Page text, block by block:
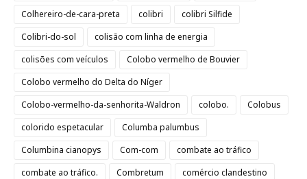
Colhereiro-de-cara-preta
colibri
colibri Silfide
Colibri-do-sol
colisão com linha de energia
colisões com veículos
Colobo vermelho de Bouvier
Colobo vermelho do Delta do Níger
Colobo-vermelho-da-senhorita-Waldron
colobo.
Colobus
colorido espetacular
Columba palumbus
Columbina cianopys
Com-com
combate ao tráfico
combate ao tráfico.
Combretum
comércio clandestino